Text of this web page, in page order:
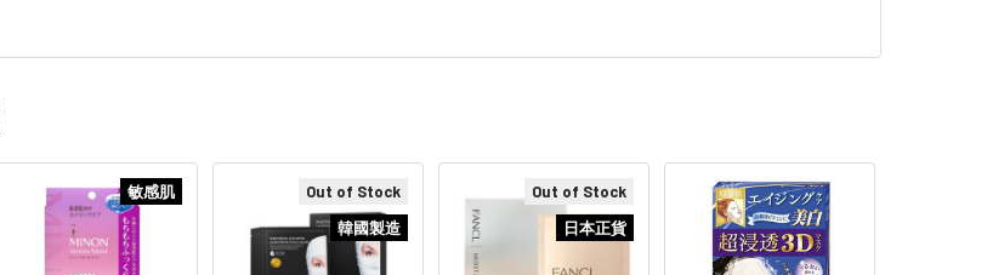
敏感肌
Out of Stock
韓國製造
Out of Stock
日本正貨